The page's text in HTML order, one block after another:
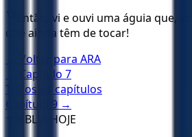
13
Então, vi e ouvi uma águia que,
que ainda têm de tocar!
← Voltar para ARA
← Capítulo 7
Todos os capítulos
Capítulo
9 →
BÍBLIA HOJE